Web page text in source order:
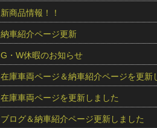
新商品情報！！
納車紹介ページ更新
G・W休暇のお知らせ
在庫車両ページ＆納車紹介ページを更新
在庫車両ページを更新しました
ブログ＆納車紹介ページ更新しました